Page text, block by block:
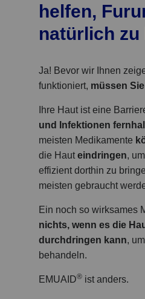
helfen,
natürlich zu
Ja! Bevor wir Ihnen
funktioniert, müssen Sie
Ihre Haut ist eine
und Infektionen
meisten Medikamente
die Haut eindringen,
effizient dorthin zu
meisten gebraucht
Ein noch so wirksames
nichts, wenn es die
durchdringen kann,
behandeln.
EMUAID® ist anders.